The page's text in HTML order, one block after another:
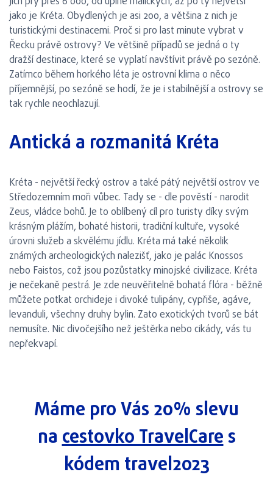
jako je Kréta. Obydlených je asi 200, a většina z nich je
turistickými destinacemi. Proč si pro last minute vybrat v
Řecku právě ostrovy? Ve většině případů se jedná o ty
dražší destinace, které se vyplatí navštívit právě po sezóně.
Zatímco během horkého léta je ostrovní klima o něco
příjemnější, po sezóně se hodí, že je i stabilnější a ostrovy se
tak rychle neochlazují.
Antická a rozmanitá Kréta
Kréta - největší řecký ostrov a také pátý největší ostrov ve
Středozemním moři vůbec. Tady se - dle pověstí - narodit
Zeus, vládce bohů. Je to oblíbený cíl pro turisty díky svým
krásným plážím, bohaté historii, tradiční kultuře, vysoké
úrovni služeb a skvělému jídlu. Kréta má také několik
známých archeologických nalezišť, jako je palác Knossos
nebo Faistos, což jsou pozůstatky minojské civilizace. Kréta
je nečekaně pestrá. Je zde neuvěřitelně bohatá flóra - běžně
můžete potkat orchideje i divoké tulipány, cypřiše, agáve,
levanduli, všechny druhy bylin. Zato exotických tvorů se bát
nemusíte. Nic divočejšího než ještěrka nebo cikády, vás tu
nepřekvapí.
Máme pro Vás 20% slevu
nacestovko TravelCares
kódem travel2023